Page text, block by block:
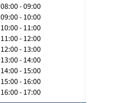
08:00 - 09:00
09:00 - 10:00
10:00 - 11:00
11:00 - 12:00
12:00 - 13:00
13:00 - 14:00
14:00 - 15:00
15:00 - 16:00
16:00 - 17:00